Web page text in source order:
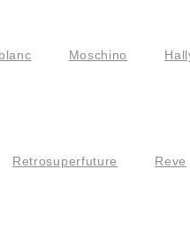
Moschino
Retrosuperfuture Reve